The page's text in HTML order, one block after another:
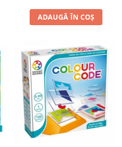
ADAUGĂ ÎN COȘ